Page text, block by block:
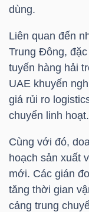
dùng.
Liên quan đến
Trung Đông,
tuyến hàng hải
UAE khuyến
giá rủi ro
chuyển linh hoạt.
Cùng với đó,
hoạch sản xuất
mới. Các gián
tăng thời gian
cảng trung
CHĂM
SÓC
SỨC
KHỎE
TÀI
CHÍNH